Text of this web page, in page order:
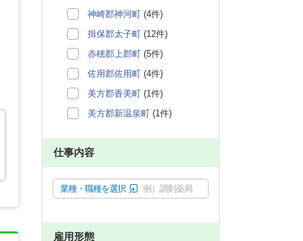
神崎郡神河町 (4件)
揖保郡太子町 (12件)
赤穂郡上郡町 (5件)
佐用郡佐用町 (4件)
美方郡香美町 (1件)
美方郡新温泉町 (1件)
仕事内容
業種・職種を選択 例）調剤薬局
雇用形態